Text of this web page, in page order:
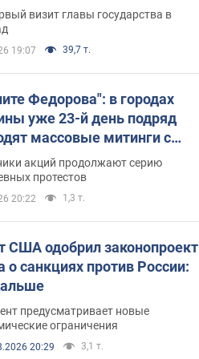
визит главы государства в
19:07 39,7 т.
Федорова": в городах
уже 23-й день подряд
массовые митинги с
Фото и видео
акций продолжают серию
протестов
20:22 1,3 т.
США одобрил законопроект
о санкциях против России:
предусматривает новые
ограничения
20:29 3,1 т.